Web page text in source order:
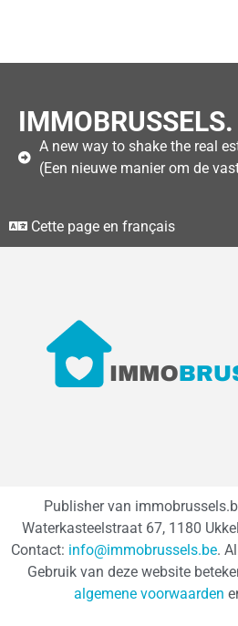
IMMOBRUSSELS.
A new way to shake the real
(Een nieuwe manier om de
Cette page en français
Publisher van
Waterkasteelstraat 67, 1180
Contact: info@immobrussels.be.
Gebruik van deze website
algemene voorwaarden